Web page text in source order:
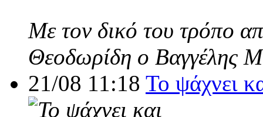
Με τον δικό του τρόπο
Θεοδωρίδη ο Βαγγέλης
21/08 11:18 Το ψάχνει